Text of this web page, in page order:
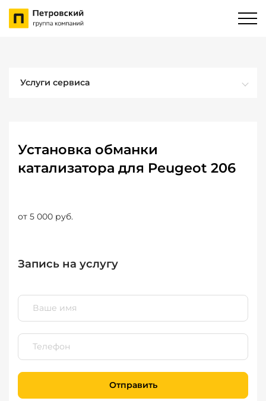
Услуги сервиса
Установка обманки
катализатора для Peugeot 206
от 5 000 руб.
Запись на услугу
Отправить